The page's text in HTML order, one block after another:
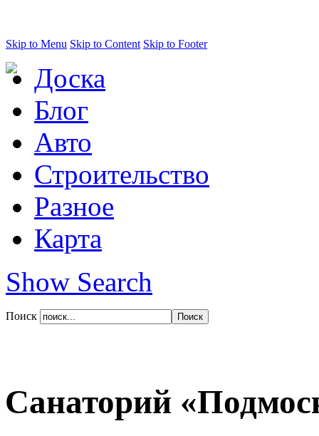
Skip to Menu Skip to Content Skip to Footer
Доска
Блог
Авто
Строительство
Разное
Карта
Show Search
Поиск
Санаторий